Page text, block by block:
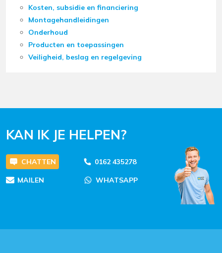
Kosten, subsidie en financiering
Montagehandleidingen
Onderhoud
Producten en toepassingen
Veiligheid, beslag en regelgeving
KAN IK JE HELPEN?
CHATTEN 0162 435278
MAILEN WHATSAPP